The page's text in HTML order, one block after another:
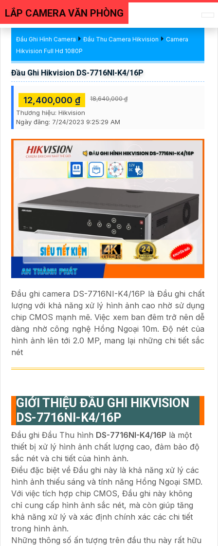
LẮP CAMERA VĂN PHÒNG
Đầu Ghi Hình Camera Đầu Thu Camera Hikvision
Camera
Hikvision Full Hd 1080P
Đầu Ghi Hikvision DS-7716NI-K4/16P
12,400,000 ₫ 18,640,000 ₫
Thương hiệu: Hikvision
Ngày đăng: 7/24/2023 9:25:29 AM
Đầu ghi camera DS-7716NI-K4/16P là Đầu ghi chất
lượng với khả năng xử lý hình ảnh cao nhờ sử dụng
chip CMOS mạnh mẽ. Việc xem ban đêm trở nên dễ
dàng nhờ công nghệ Hồng Ngoại 10m. Độ nét của
hình ảnh lên tới 2.0 MP, mang lại những chi tiết sắc
nét
GIỚI THIỆU ĐẦU GHI HIKVISION
DS-7716NI-K4/16P
Đầu ghi Đầu Thu hình DS-7716NI-K4/16P là một
thiết bị xử lý hình ảnh chất lượng cao, đảm bảo độ
sắc nét và chi tiết của hình ảnh.
Điều đặc biệt về Đầu ghi này là khả năng xử lý các
hình ảnh thiếu sáng và tính năng Hồng Ngoại SMD.
Với việc tích hợp chip CMOS, Đầu ghi này không
chỉ cung cấp hình ảnh sắc nét, mà còn giúp tăng
khả năng xử lý và xác định chính xác các chi tiết
trong hình ảnh.
Những thông số ấn tượng trên đầu thu này rất hữu